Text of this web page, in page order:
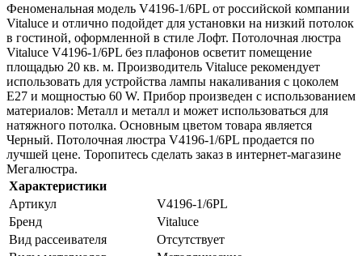
Феноменальная модель V4196-1/6PL от российской компании
Vitaluce и отлично подойдет для установки на низкий потолок
в гостиной, оформленной в стиле Лофт. Потолочная люстра
Vitaluce V4196-1/6PL без плафонов осветит помещение
площадью 20 кв. м. Производитель Vitaluce рекомендует
использовать для устройства лампы накаливания с цоколем
E27 и мощностью 60 W. Прибор произведен с использованием
материалов: Металл и металл и может использоваться для
натяжного потолка. Основным цветом товара является
Черный. Потолочная люстра V4196-1/6PL продается по
лучшей цене. Торопитесь сделать заказ в интернет-магазине
Мегалюстра.
Характеристики
Артикул
V4196-1/6PL
Бренд
Vitaluce
Вид рассеивателя
Отсутствует